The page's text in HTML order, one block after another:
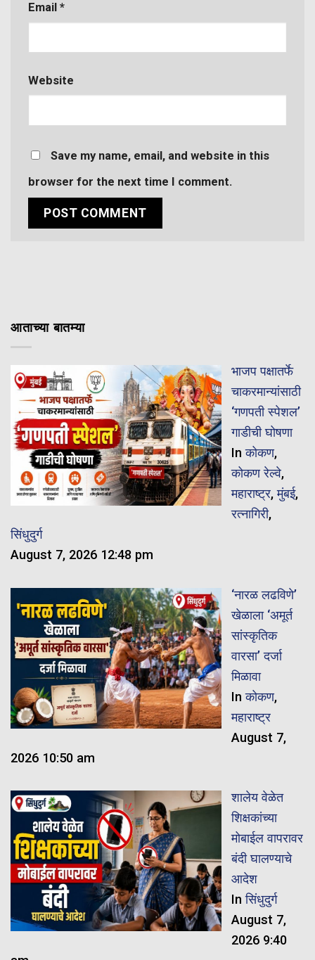
Email *
Website
Save my name, email, and website in this
browser for the next time I comment.
आताच्या बातम्या
भाजप पक्षातर्फे
चाकरमान्यांसाठी
‘गणपती स्पेशल’
गाडीची घोषणा
Inकोकण,
कोकण रेल्वे,
महाराष्ट्र,मुंबई,
रत्नागिरी,
सिंधुदुर्ग
August 7, 2026 12:48 pm
‘नारळ लढविणे’
खेळाला ‘अमूर्त
सांस्कृतिक
वारसा’ दर्जा
मिळावा
Inकोकण,
महाराष्ट्र
August 7,
2026 10:50 am
शालेय वेळेत
शिक्षकांच्या
मोबाईल वापरावर
बंदी घालण्याचे
आदेश
Inसिंधुदुर्ग
August 7,
2026 9:40